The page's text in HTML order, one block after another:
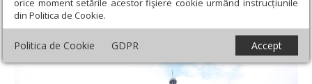
orice moment setările acestor fişiere cookie urmând instrucțiunile
din Politica de Cookie.
Politica de Cookie GDPR Accept
pentru sute de copii şi vârstnici